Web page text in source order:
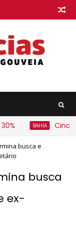
BAHIA Cinco
busca e
busca
ex-